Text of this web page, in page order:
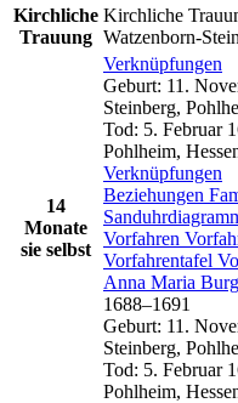
Kirchliche
Trauung
Kirchliche
Watzenborn-
14
Monate
sie selbst
Verknüpfungen
Geburt: 11.
Steinberg,
Tod: 5. Februar
Pohlheim,
Verknüpfungen
Beziehungen
Vorfahren
Vorfahrentafel
Anna Maria
1688–1691
Geburt: 11.
Steinberg,
Tod: 5. Februar
Pohlheim,